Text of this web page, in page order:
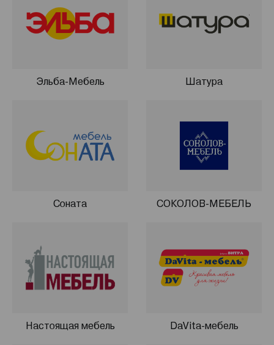
Эльба-Мебель Шатура
Соната СОКОЛОВ-МЕБЕЛЬ
Настоящая мебель DaVita-мебель